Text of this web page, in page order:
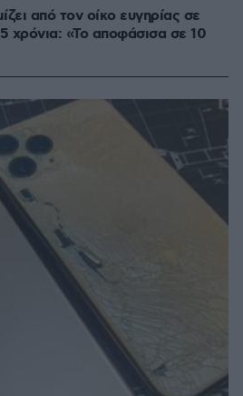
από τον οίκο ευγηρίας σε
χρόνια: «Το αποφάσισα σε 10